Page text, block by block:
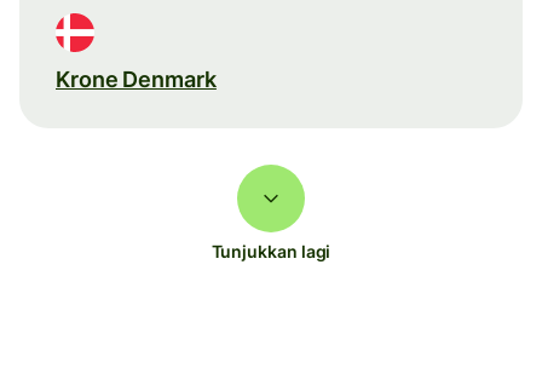
Krone Denmark
Tunjukkan lagi